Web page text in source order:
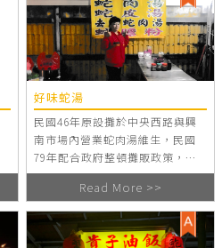
好味蛇湯
民國46年原設攤於中央西路與興
南市場內營業蛇肉湯維生，民國
79年配合政府整頓攤販政策，中
壢觀光夜市成立有幸被安排美食
攤位繼以營利。 蛇湯功效：清
涼、解毒。蛇湯粉
Read More >>